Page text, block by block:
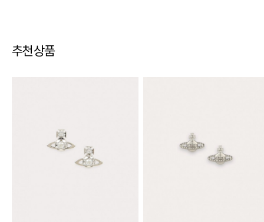
교환/반품 기간은 상품 수령 후사용 전 7일 이내로 신청 가능
교환/반품 신청은 마이페이지 > 주문 내역에서 신청
추천상품